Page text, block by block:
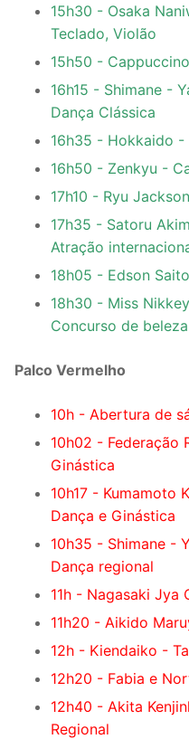
15h30 - Osaka
Teclado, Violão
15h50 -
16h15 - Shimane -
Dança Clássica
16h35 - Hokkaido -
16h50 - Zenkyu -
17h10 - Ryu
17h35 - Satoru
Atração
18h05 - Edson
18h30 - Miss
Concurso de beleza
Palco Vermelho
10h - Abertura de
10h02 - Federação
Ginástica
10h17 - Kumamoto
Dança e Ginástica
10h35 - Shimane -
Dança regional
11h - Nagasaki Jya
11h20 - Aikido
12h - Kiendaiko -
12h20 - Fabia e
12h40 - Akita
Regional